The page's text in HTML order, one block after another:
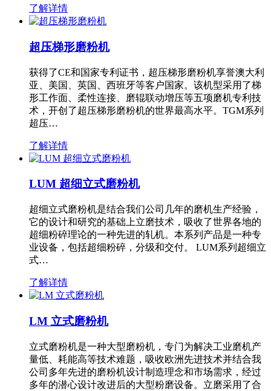
了解详情
超压梯形磨粉机
获得了CE和国家专利证书，超压梯形磨粉机享誉澳大利
亚、美国、英国、西班牙等客户国家。该机型采用了梯
形工作面、柔性连接、磨辊联动增压等五项磨机专利技
术，开创了超压梯形磨粉机的世界最高水平。TGM系列
超压…
了解详情
LUM 超细立式磨粉机
超细立式磨粉机是结合我们公司几年的磨机生产经验，
它的设计和研究的基础上立磨技术，吸收了世界各地的
超细粉碎理论的一种先进的轧机。本系列产品是一种专
业设备，包括超细粉碎，分级和交付。 LUM系列超细立
式…
了解详情
LM 立式磨粉机
立式磨粉机是一种大型磨粉机，专门为解决工业磨机产
量低、耗能高等技术难题，吸收欧洲先进技术并结合我
公司多年先进的磨粉机设计制造理念和市场需求，经过
多年的潜心设计改进后的大型粉磨设备。立磨采用了合